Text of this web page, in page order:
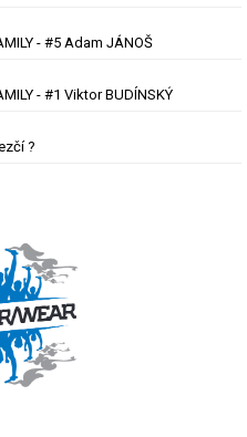
- #5 Adam JÁNOŠ
- #1 Viktor BUDÍNSKÝ
?